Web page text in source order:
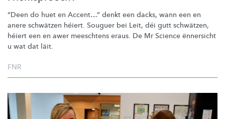
“Deen do huet en Accent…” denkt een dacks, wann een en
anere schwätzen héiert. Souguer bei Leit, déi gutt schwätzen,
héiert een en awer meeschtens eraus. De Mr Science ënnersicht
u wat dat läit.
FNR